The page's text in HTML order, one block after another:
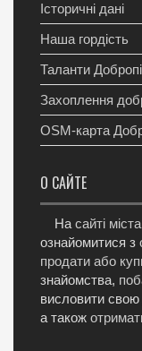
Історичні дані
Наша гордість
Таланти
Захоплення
OSM-карта
О САЙТЕ
На сайті
ознайомитися з
продати або
знайомства,
висловити свою
а також